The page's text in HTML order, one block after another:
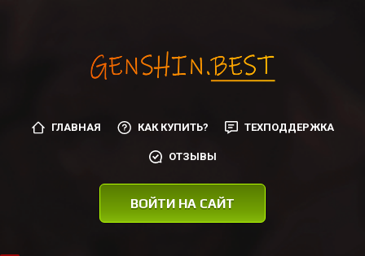
ГЛАВНАЯ КАК КУПИТЬ? ТЕХПОДДЕРЖКА
ОТЗЫВЫ
ВОЙТИ НА САЙТ